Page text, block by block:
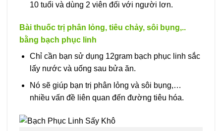
10 tuổi và dùng 2 viên đối với người lơn.
Bài thuốc trị phân lỏng, tiêu chảy, sôi bụng,..
bằng bạch phục linh
Chỉ cần bạn sử dụng 12gram bạch phục linh sắc
lấy nước và uống sau bửa ăn.
Nó sẽ giúp bạn trị phân lỏng và sôi bụng,…
nhiều vấn đề liên quan đến đường tiêu hóa.